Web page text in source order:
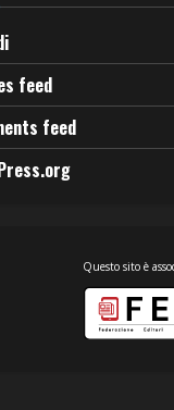
feed
feed
Questo sito è